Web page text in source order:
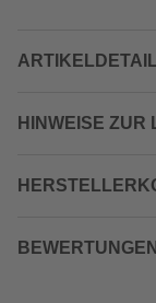
HINWEISE ZUR
BEWERTUNGEN